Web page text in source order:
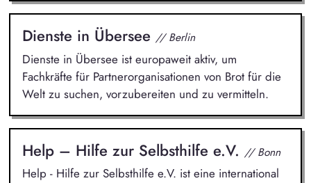
Dienste in Übersee // Berlin
Dienste in Übersee ist europaweit aktiv, um
Fachkräfte für Partnerorganisationen von Brot für die
Welt zu suchen, vorzubereiten und zu vermitteln.
Help – Hilfe zur Selbsthilfe e.V. // Bonn
Help - Hilfe zur Selbsthilfe e.V. ist eine international